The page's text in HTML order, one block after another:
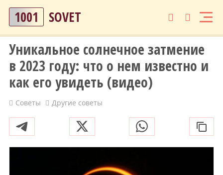
1001 SOVET
Уникальное солнечное затмение
в 2023 году: что о нем известно и
как его увидеть (видео)
Советы Другие советы